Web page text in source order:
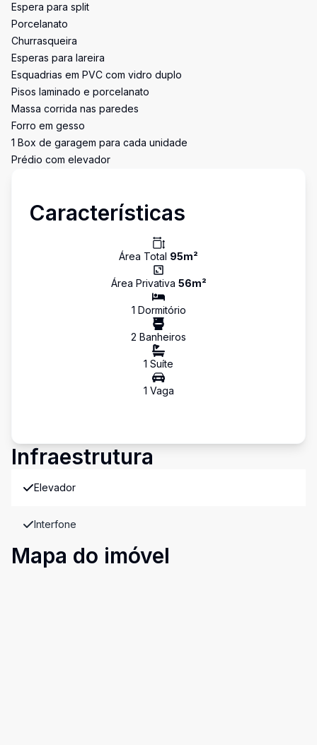
Espera para split
Porcelanato
Churrasqueira
Esperas para lareira
Esquadrias em PVC com vidro duplo
Pisos laminado e porcelanato
Massa corrida nas paredes
Forro em gesso
1 Box de garagem para cada unidade
Prédio com elevador
Características
Área Total 95m²
Área Privativa 56m²
1 Dormitório
2 Banheiros
1 Suíte
1 Vaga
Infraestrutura
Elevador
Interfone
Mapa do imóvel